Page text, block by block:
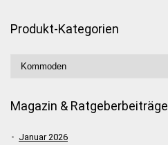
Produkt-Kategorien
Magazin & Ratgeberbeiträge
Januar 2026